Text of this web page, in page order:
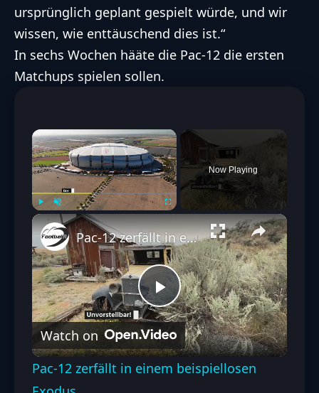
ursprünglich geplant gespielt würde, und wir
wissen, wie enttäuschend dies ist.“
In sechs Wochen hääte die Pac-12 die ersten
Matchups spielen sollen.
×
Play Unmute
Now Playing
Play
Video
Pac-12 zerfällt in einem beispiellosen Exodus
Watch on
Pac-12 zerfällt in einem beispiellosen